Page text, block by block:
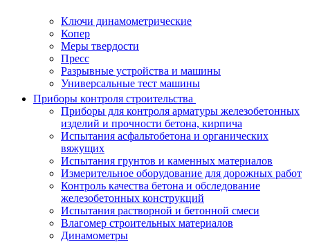
Ключи динамометрические
Копер
Меры твердости
Пресс
Разрывные устройства и машины
Универсальные тест машины
Приборы контроля строительства
Приборы для контроля арматуры железобетонных
изделий и прочности бетона, кирпича
Испытания асфальтобетона и органических
вяжущих
Испытания грунтов и каменных материалов
Измерительное оборудование для дорожных работ
Контроль качества бетона и обследование
железобетонных конструкций
Испытания растворной и бетонной смеси
Влагомер строительных материалов
Динамометры